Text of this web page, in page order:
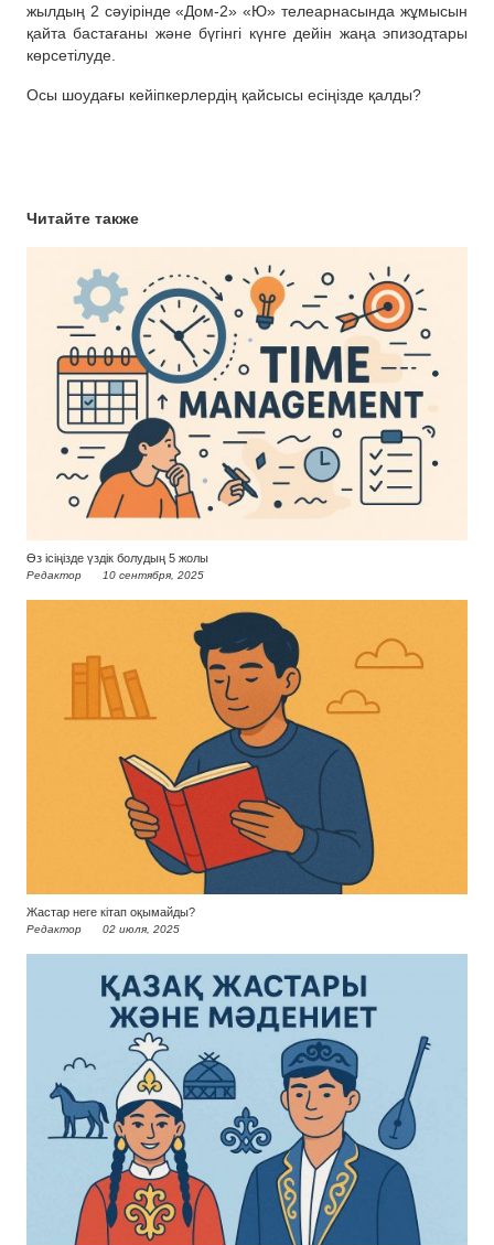
жылдың 2 сәуірінде «Дом-2» «Ю» телеарнасында жұмысын
қайта бастағаны және бүгінгі күнге дейін жаңа эпизодтары
көрсетілуде.
Осы шоудағы кейіпкерлердің қайсысы есіңізде қалды?
Читайте также
Өз ісіңізде үздік болудың 5 жолы
Редактор 10 сентября, 2025
Жастар неге кітап оқымайды?
Редактор 02 июля, 2025